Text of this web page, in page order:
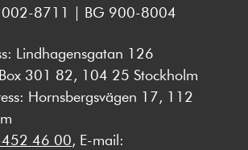
8711 | BG 900-8004
Lindhagensgatan 126
Box 301 82, 104 25 Stockholm
Hornsbergsvägen 17, 112
46 00, E-mail: